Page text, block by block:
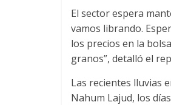
El sector espera
vamos librando.
los precios en la
granos”, detalló el
Las recientes lluvias
Nahum Lajud, los